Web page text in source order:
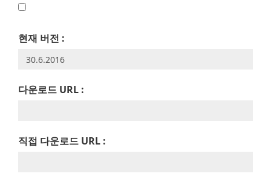
현재 버전 :
다운로드 URL :
직접 다운로드 URL :